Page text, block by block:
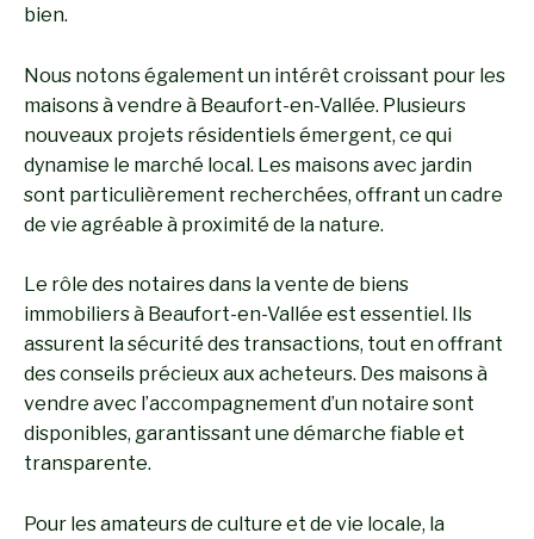
bien.
Nous notons également un intérêt croissant pour les
maisons à vendre à Beaufort-en-Vallée. Plusieurs
nouveaux projets résidentiels émergent, ce qui
dynamise le marché local. Les maisons avec jardin
sont particulièrement recherchées, offrant un cadre
de vie agréable à proximité de la nature.
Le rôle des notaires dans la vente de biens
immobiliers à Beaufort-en-Vallée est essentiel. Ils
assurent la sécurité des transactions, tout en offrant
des conseils précieux aux acheteurs. Des maisons à
vendre avec l’accompagnement d’un notaire sont
disponibles, garantissant une démarche fiable et
transparente.
Pour les amateurs de culture et de vie locale, la